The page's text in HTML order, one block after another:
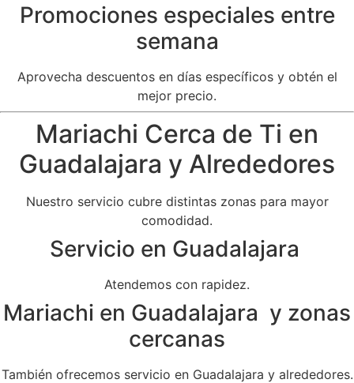
Promociones especiales entre
semana
Aprovecha descuentos en días específicos y obtén el
mejor precio.
Mariachi Cerca de Ti en
Guadalajara y Alrededores
Nuestro servicio cubre distintas zonas para mayor
comodidad.
Servicio en Guadalajara
Atendemos con rapidez.
Mariachi en Guadalajara y zonas
cercanas
También ofrecemos servicio en Guadalajara y alrededores.